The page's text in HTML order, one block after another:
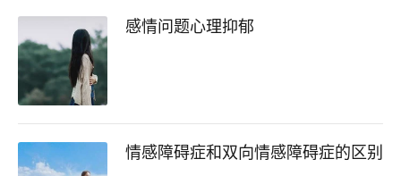
感情问题心理抑郁
情感障碍症和双向情感障碍症的区别